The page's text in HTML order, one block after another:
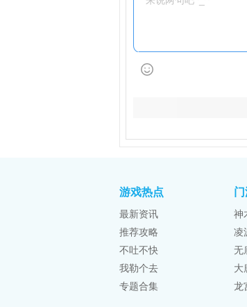
游戏热点
最新资讯
推荐攻略
不吐不快
我勒个去
专题合集
神
凌
无
大
龙